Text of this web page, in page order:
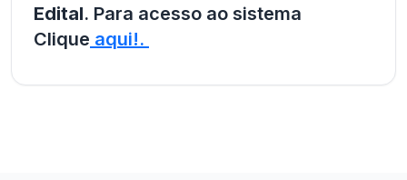
Edital. Para acesso ao sistema
Clique aqui!.